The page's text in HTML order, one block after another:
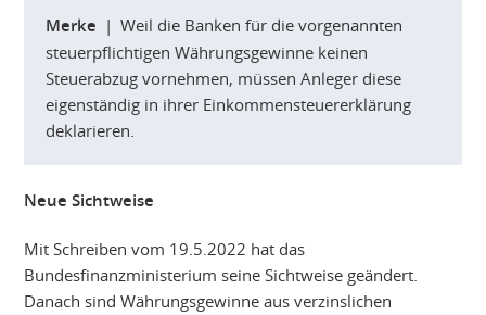
Merke | Weil die Banken für die vorgenannten
steuerpflichtigen Währungsgewinne keinen
Steuerabzug vornehmen, müssen Anleger diese
eigenständig in ihrer Einkommensteuererklärung
deklarieren.
Neue Sichtweise
Mit Schreiben vom 19.5.2022 hat das
Bundesfinanzministerium seine Sichtweise geändert.
Danach sind Währungsgewinne aus verzinslichen